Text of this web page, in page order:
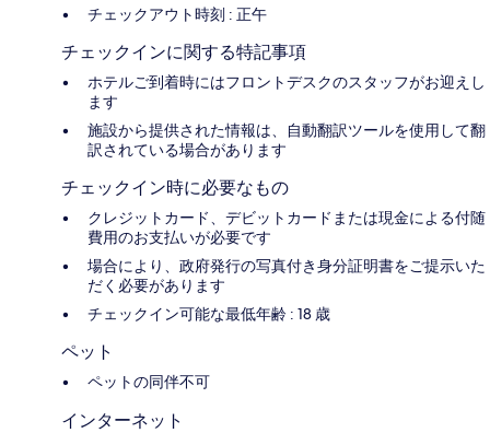
チェックアウト時刻 : 正午
チェックインに関する特記事項
ホテルご到着時にはフロントデスクのスタッフがお迎えし
ます
施設から提供された情報は、自動翻訳ツールを使用して翻
訳されている場合があります
チェックイン時に必要なもの
クレジットカード、デビットカードまたは現金による付随
費用のお支払いが必要です
場合により、政府発行の写真付き身分証明書をご提示いた
だく必要があります
チェックイン可能な最低年齢 : 18 歳
ペット
ペットの同伴不可
インターネット